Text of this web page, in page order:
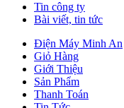
Tin công ty
Bài viết, tin tức
Điện Máy Minh An
Giỏ Hàng
Giới Thiệu
Sản Phẩm
Thanh Toán